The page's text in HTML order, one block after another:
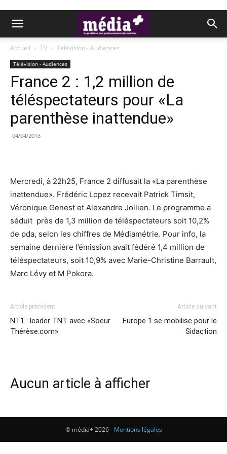
Accueil TV Télévision - Audiences
Télévision - Audiences
France 2 : 1,2 million de
téléspectateurs pour «La
parenthèse inattendue»
04/04/2013
Mercredi, à 22h25, France 2 diffusait la «La parenthèse
inattendue». Frédéric Lopez recevait Patrick Timsit,
Véronique Genest et Alexandre Jollien. Le programme a
séduit près de 1,3 million de téléspectateurs soit 10,2%
de pda, selon les chiffres de Médiamétrie. Pour info, la
semaine dernière l’émission avait fédéré 1,4 million de
téléspectateurs, soit 10,9% avec Marie-Christine Barrault,
Marc Lévy et M Pokora.
Article précédent
NT1 : leader TNT avec «Soeur
Thérèse.com»
Article suivant
Europe 1 se mobilise pour le
Sidaction
Aucun article à afficher
© média+ 2026 - Mentions légales